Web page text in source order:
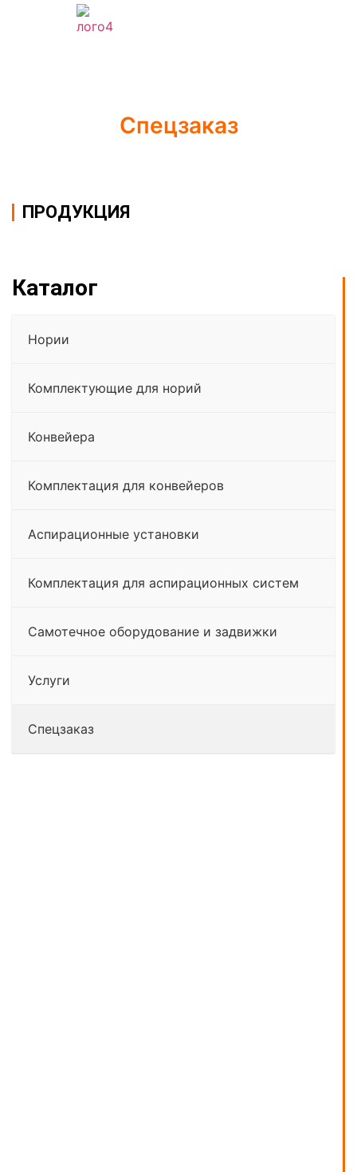
Спецзаказ
ПРОДУКЦИЯ
Каталог
Нории
Комплектующие для норий
Конвейера
Комплектация для конвейеров
Аспирационные установки
Комплектация для аспирационных систем
Самотечное оборудование и задвижки
Услуги
Спецзаказ